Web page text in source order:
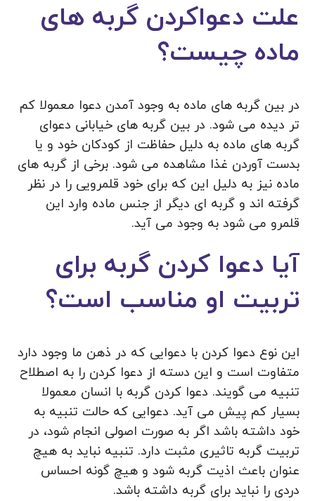
علت دعواکردن گربه های
ماده چیست؟
در بین گربه های ماده به وجود آمدن دعوا معمولا کم
تر دیده می شود. در بین گربه های خیابانی دعوای
گربه های ماده به دلیل حفاظت از کودکان خود و یا
بدست آوردن غذا مشاهده می شود. برخی از گربه های
ماده نیز به دلیل این که برای خود قلمرویی را در نظر
گرفته اند و گربه ای دیگر از جنس ماده وارد این
قلمرو می شود به وجود می آید.
آیا دعوا کردن گربه برای
تربیت او مناسب است؟
این نوع دعوا کردن با دعوایی که در ذهن ما وجود دارد
متفاوت است و این دسته از دعوا کردن را به اصطلاح
تنبیه می گویند. دعوا کردن گربه با انسان معمولا
بسیار کم پیش می آید. دعوایی که حالت تنبیه به
خود داشته باشد اگر به صورت اصولی انجام شود، در
تربیت گربه تاثیری مثبت دارد. تنبیه نباید به هیچ
عنوان باعث اذیت گربه شود و هیچ گونه احساس
دردی را نباید برای گربه داشته باشد.